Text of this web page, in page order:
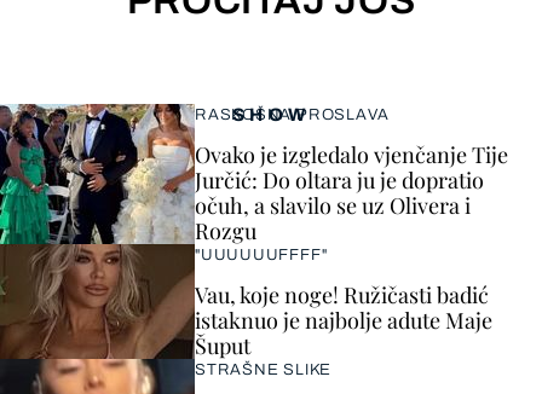
SHOW
RASKOŠNA PROSLAVA
Ovako je izgledalo vjenčanje Tije
Jurčić: Do oltara ju je dopratio
očuh, a slavilo se uz Olivera i
Rozgu
"UUUUUUFFFF"
Vau, koje noge! Ružičasti badić
istaknuo je najbolje adute Maje
Šuput
STRAŠNE SLIKE